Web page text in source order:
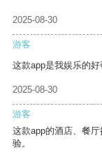
2025-08-30
游客
这款app是我娱乐的好
2025-08-30
游客
这款app的酒店、餐
验。